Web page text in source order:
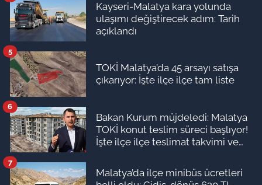
Kayseri-Malatya kara yolunda
ulaşımı değiştirecek adım: Tarih
açıklandı
TOKİ Malatya’da 45 arsayı satışa
çıkarıyor: İşte ilçe ilçe tam liste
5
Bakan Kurum müjdeledi: Malatya
TOKİ konut teslim süreci başlıyor!
İşte ilçe ilçe teslimat takvimi ve
6
Malatya’da ilçe minibüs ücretleri
7